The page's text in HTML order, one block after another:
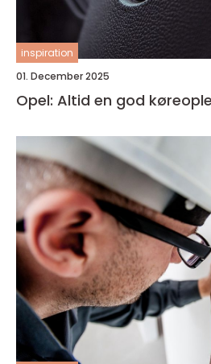
inspiration
01. December 2025
Opel: Altid en god